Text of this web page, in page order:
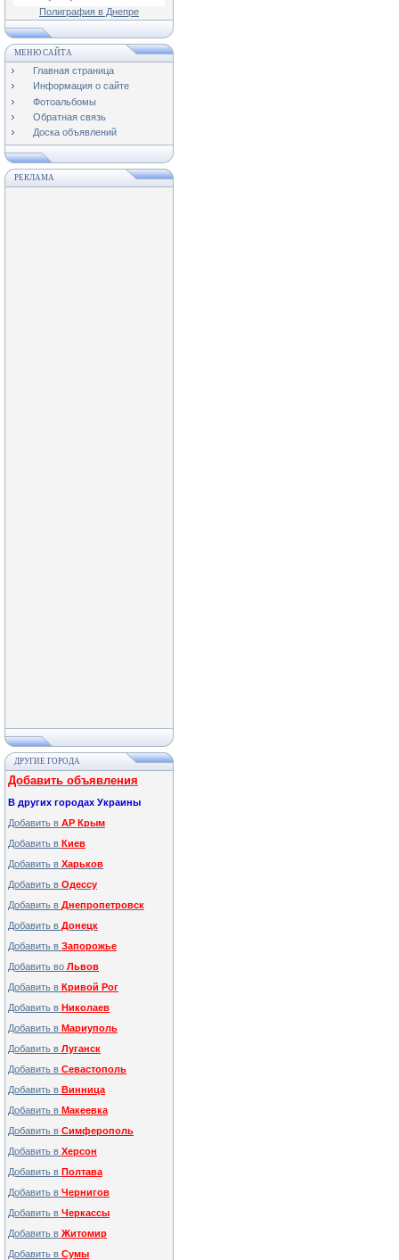
Полиграфия в Днепре
МЕНЮ САЙТА
Главная страница
Информация о сайте
Фотоальбомы
Обратная связь
Доска объявлений
РЕКЛАМА
ДРУГИЕ ГОРОДА
Добавить объявления
В других городах Украины
Добавить в АР Крым
Добавить в Киев
Добавить в Харьков
Добавить в Одессу
Добавить в Днепропетровск
Добавить в Донецк
Добавить в Запорожье
Добавить во Львов
Добавить в Кривой Рог
Добавить в Николаев
Добавить в Мариуполь
Добавить в Луганск
Добавить в Севастополь
Добавить в Винница
Добавить в Макеевка
Добавить в Симферополь
Добавить в Херсон
Добавить в Полтава
Добавить в Чернигов
Добавить в Черкассы
Добавить в Житомир
Добавить в Сумы